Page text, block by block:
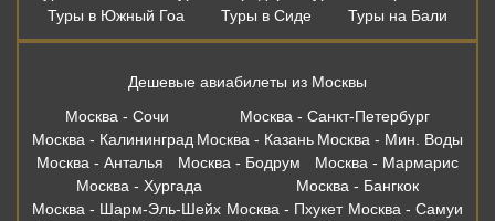
Туры в Южный Гоа
Туры в Сиде Туры на Бали
Дешевые авиабилеты из Москвы
Москва - Сочи
Москва - Санкт-Петербург
Москва - Калининград Москва - Казань Москва - Мин. Воды
Москва - Анталья
Москва - Бодрум
Москва - Мармарис
Москва - Хургада
Москва - Бангкок
Москва - Шарм-Эль-Шейх Москва - Пхукет Москва - Самуи